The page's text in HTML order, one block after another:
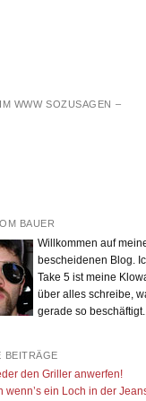
WWW SOZUSAGEN –
BAUER
Willkommen auf
bescheidenen Blog.
Take 5 ist meine
über alles schreibe,
gerade so
BEITRÄGE
den Griller anwerfen!
wenn’s ein Loch in der